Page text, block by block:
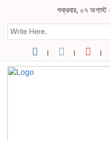
শুক্রবার, ০৭ অগাস্ট